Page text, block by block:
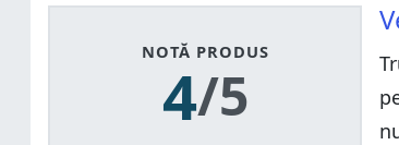
NOTĂ PRODUS
4/5